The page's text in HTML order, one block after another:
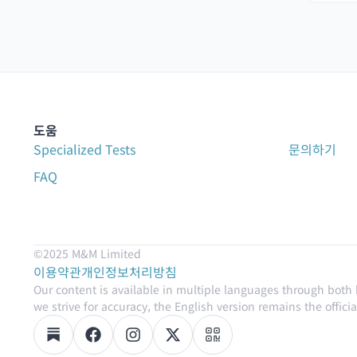
도움
Specialized Tests
문의하기
FAQ
©2025 M&M Limited
이용약관개인정보처리방침
Our content is available in multiple languages through
we strive for accuracy, the English version remains the